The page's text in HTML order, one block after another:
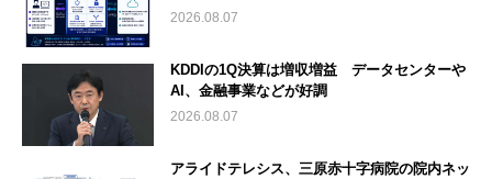
2026.08.07
KDDIの1Q決算は増収増益 データセンターや
AI、金融事業などが好調
2026.08.07
アライドテレシス、三原赤十字病院の院内ネッ